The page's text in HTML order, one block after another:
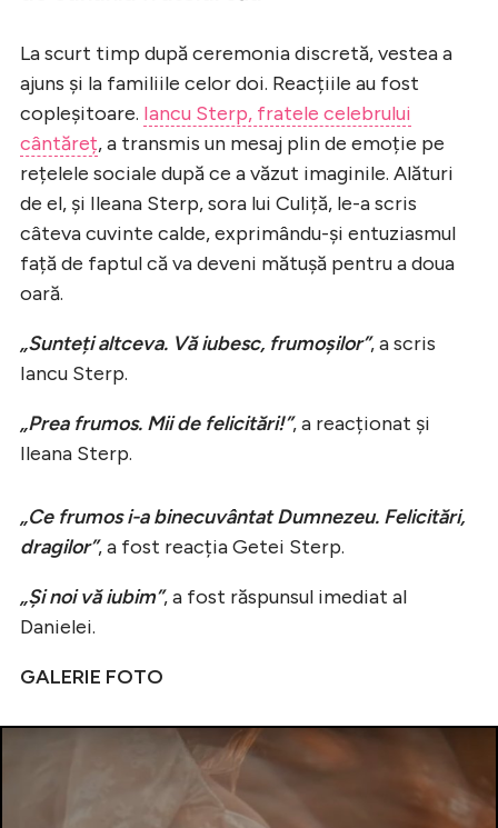
La scurt timp după ceremonia discretă, vestea a
ajuns și la familiile celor doi. Reacțiile au fost
copleșitoare. Iancu Sterp, fratele celebrului
cântăreț, a transmis un mesaj plin de emoție pe
rețelele sociale după ce a văzut imaginile. Alături
de el, și Ileana Sterp, sora lui Culiță, le-a scris
câteva cuvinte calde, exprimându-și entuziasmul
față de faptul că va deveni mătușă pentru a doua
oară.
„Sunteți altceva. Vă iubesc, frumoșilor”, a scris
Iancu Sterp.
„Prea frumos. Mii de felicitări!”, a reacționat și
Ileana Sterp.
„Ce frumos i-a binecuvântat Dumnezeu. Felicitări,
dragilor”, a fost reacția Getei Sterp.
„Și noi vă iubim”, a fost răspunsul imediat al
Danielei.
GALERIE FOTO